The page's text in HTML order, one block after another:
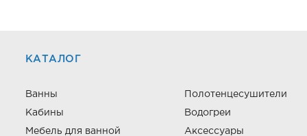
КАТАЛОГ
Ванны
Кабины
Мебель для ванной
Полотенцесушители
Водогреи
Аксессуары